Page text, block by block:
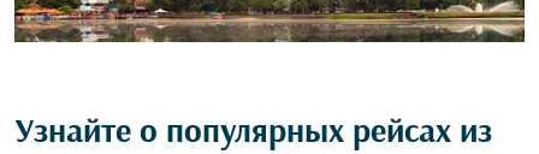
Узнайте о популярных рейсах из